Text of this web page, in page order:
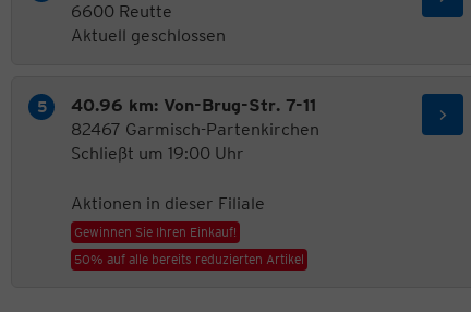
6600 Reutte
Aktuell geschlossen
40.96 km: Von-Brug-Str. 7-11
82467 Garmisch-Partenkirchen
Schließt um 19:00 Uhr
Aktionen in dieser Filiale
Gewinnen Sie Ihren Einkauf!
50% auf alle bereits reduzierten Artikel